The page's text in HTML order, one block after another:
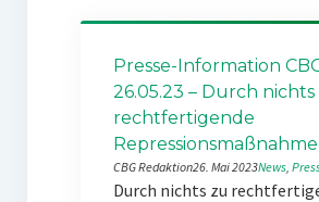
Presse-Information
26.05.23 – Durch nichts
rechtfertigende
CBG Redaktion26. Mai 2023News,
Durch nichts zu